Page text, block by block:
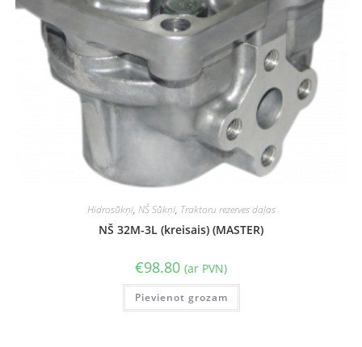
Hidrosūkņi, NŠ Sūkņi, Traktoru rezerves daļas
NŠ 32M-3L (kreisais) (MASTER)
€98.80 (ar PVN)
Pievienot grozam